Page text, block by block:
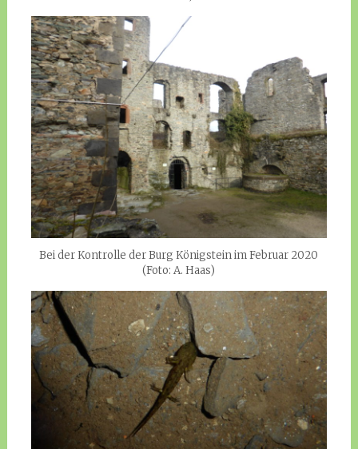
Bei der Kontrolle der Burg Königstein im Februar 2020
(Foto: A. Haas)